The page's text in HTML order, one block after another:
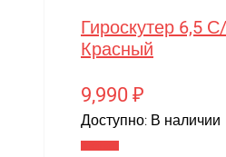
Гироскутер 6,5
Красный
9,990 ₽
Доступно: В наличии